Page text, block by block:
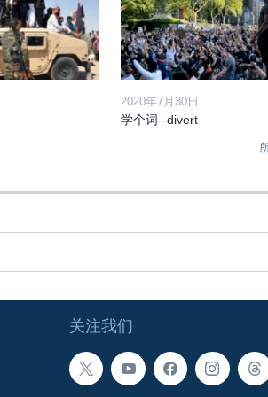
2020年7月30日
学个词--divert
关注我们